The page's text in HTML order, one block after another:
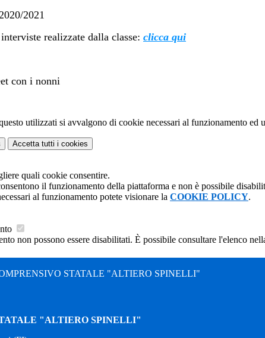
2021
realizzate dalla classe: clicca qui
con i nonni
utilizzati si avvalgono di cookie necessari al funzionamento ed
Accetta tutti i cookies
quali cookie consentire.
il funzionamento della piattaforma e non è possibile
al funzionamento potete visionare la COOKIE POLICY.
non possono essere disabilitati. È possibile consultare l'elenco
STATALE "ALTIERO SPINELLI"
"ALTIERO SPINELLI"